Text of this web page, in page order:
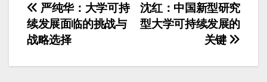
文
章
导
沈红：中国新型研究
型大学可持续发展的
关键
严纯华：大学可持
续发展面临的挑战与
战略选择